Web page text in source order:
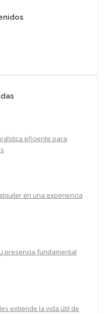
eficiente para
en una experiencia
presencia fundamental
extiende la vida útil de